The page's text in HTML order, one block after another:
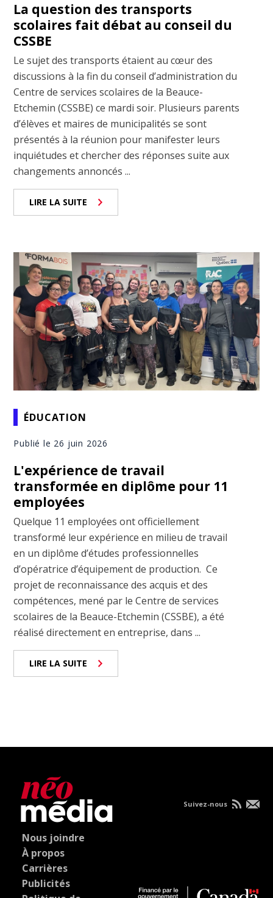
La question des transports
scolaires fait débat au conseil du
CSSBE
Le sujet des transports étaient au cœur des
discussions à la fin du conseil d’administration du
Centre de services scolaires de la Beauce-
Etchemin (CSSBE) ce mardi soir. Plusieurs parents
d’élèves et maires de municipalités se sont
présentés à la réunion pour manifester leurs
inquiétudes et chercher des réponses suite aux
changements annoncés ...
LIRE LA SUITE
ÉDUCATION
Publié le 26 juin 2026
L'expérience de travail
transformée en diplôme pour 11
employées
Quelque 11 employées ont officiellement
transformé leur expérience en milieu de travail
en un diplôme d’études professionnelles
d’opératrice d’équipement de production. Ce
projet de reconnaissance des acquis et des
compétences, mené par le Centre de services
scolaires de la Beauce-Etchemin (CSSBE), a été
réalisé directement en entreprise, dans ...
LIRE LA SUITE
Nous joindre
À propos
Carrières
Publicités
Suivez-nous